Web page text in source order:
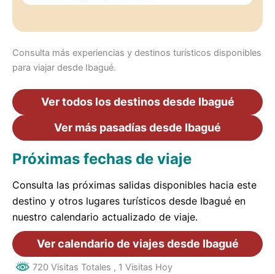
Consulta más experiencias y destinos turísticos disponibles
para viajar desde Ibagué.
Ver todos los destinos desde Ibagué
Ver más pasadías desde Ibagué
Próximas fechas de viaje
Consulta las próximas salidas disponibles hacia este
destino y otros lugares turísticos desde Ibagué en
nuestro calendario actualizado de viaje.
Ver calendario de viajes desde Ibagué
720 Visitas Totales , 1 Visitas Hoy